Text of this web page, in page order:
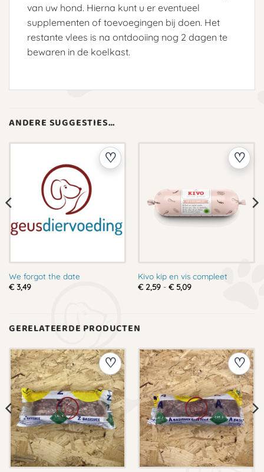
van uw hond. Hierna kunt u er eventueel
supplementen of toevoegingen bij doen. Het
restante vlees is na ontdooiing nog 2 dagen te
bewaren in de koelkast.
ANDERE SUGGESTIES…
We forgot the date
€3,49
Kivo kip en vis compleet
€2,59 - €5,09Prijsklasse:
GERELATEERDE PRODUCTEN